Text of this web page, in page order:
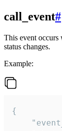
call_event#
This event occurs
status changes.
Example:
{